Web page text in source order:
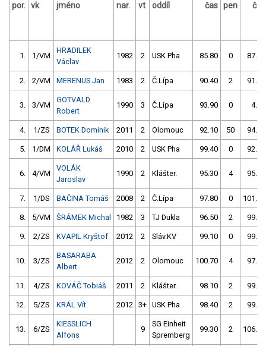
por. vk jméno nar. vt oddíl čas pen čas
1. 1/VM
HRADILEK
Václav
1982 2 USK Pha 85.80 0 87.90
2. 2/VM MERENUS Jan 1983 2 Č.Lípa 90.40 2 91.70
3. 3/VM
GOTVALD
Robert
1990 3 Č.Lípa 93.90 0 4.00
4. 1/ZS BOTEK Dominik 2011 2 Olomouc 92.10 50 94.40
5. 1/DM KOLÁŘ Lukáš 2010 2 USK Pha 99.40 0 92.70
6. 4/VM
VOLÁK
Jaroslav
1990 2 Klášter. 95.30 4 95.30
7. 1/DS BAČINA Tomáš 2008 2 Č.Lípa 97.80 0 101.10
8. 5/VM ŠRÁMEK Michal 1982 3 TJ Dukla 96.50 2 99.80
9. 2/ZS KVAPIL Kryštof 2012 2 Sláv.KV 99.10 0 99.00
10. 3/ZS
BASARABA
Albert
2012 2 Olomouc 100.70 4 97.20
11. 4/ZS KOVÁČ Tobiáš 2011 2 Klášter. 98.10 2 99.80
12. 5/ZS KRÁL Vít 2012 3+ USK Pha 98.40 2 99.10
13. 6/ZS
KIESSLICH
Alfons
9
SG Einheit
Spremberg
99.30 2 106.10